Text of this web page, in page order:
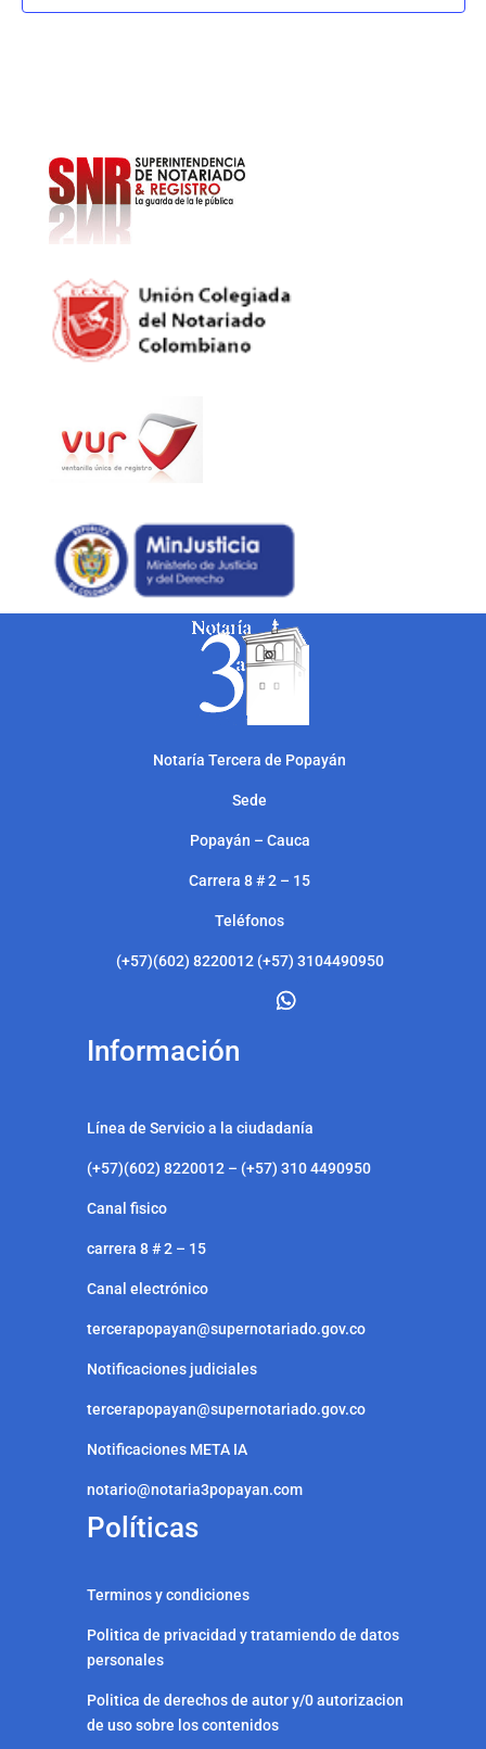
Notaría Tercera de Popayán
Sede
Popayán – Cauca
Carrera 8 # 2 – 15
Teléfonos
(+57)(602) 8220012 (+57) 3104490950
Información
Línea de Servicio a la ciudadanía
(+57)(602) 8220012 – (+57) 310 4490950
Canal fisico
carrera 8 # 2 – 15
Canal electrónico
tercerapopayan@supernotariado.gov.co
Notificaciones judiciales
tercerapopayan@supernotariado.gov.co
Notificaciones META IA
notario@notaria3popayan.com
Políticas
Terminos y condiciones
Politica de privacidad y tratamiendo de datos
personales
Politica de derechos de autor y/0 autorizacion
de uso sobre los contenidos